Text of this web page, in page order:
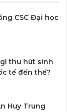
CSC Đại học
thu hút sinh
tế đến thế?
Huy Trung